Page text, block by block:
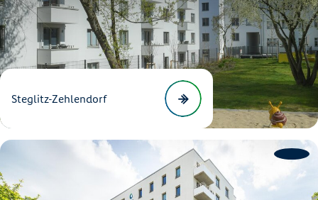
Steglitz-Zehlendorf